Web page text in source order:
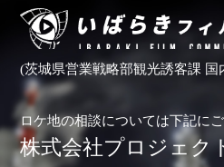
(茨城県営業戦略部観光誘客課 国
ロケ地の相談については下記に
株式会社プロジェク